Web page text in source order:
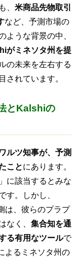
、 米商品先物取引
など、予測市場の
ような背景の中、
がミネソタ州を提
の未来を左右する
されています。
とKalshiの
ルツ知事が、予測
ことにあります。
に該当するとみな
す。しかし、
は、彼らのプラプ
なく、 集合知を通
る有用なツールで
よるミネソタ州の